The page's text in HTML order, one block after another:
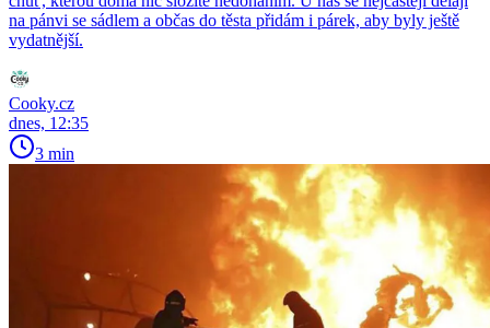
na pánvi se sádlem a občas do těsta přidám i párek, aby byly ještě
vydatnější.
Cooky.cz
dnes, 12:35
3 min